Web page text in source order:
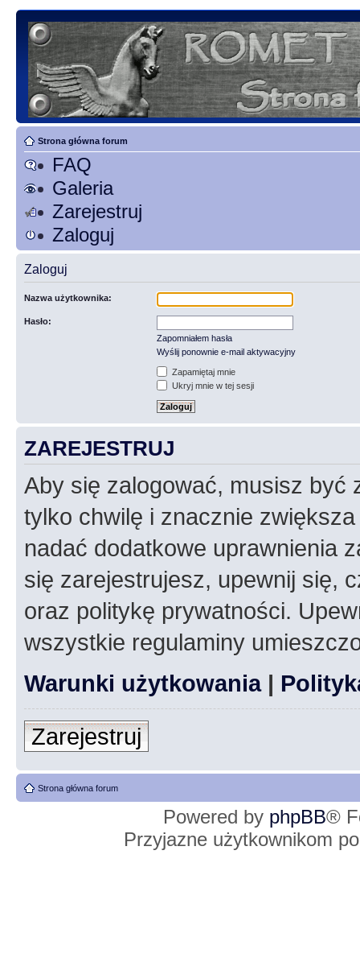
Strona główna forum
FAQ
Galeria
Zarejestruj
Zaloguj
Zaloguj
Nazwa użytkownika:
Hasło:
Zapomniałem hasła
Wyślij ponownie e-mail aktywacyjny
Zapamiętaj mnie
Ukryj mnie w tej sesji
ZAREJESTRUJ
Aby się zalogować, musisz być
tylko chwilę i znacznie
nadać dodatkowe uprawnienia
się zarejestrujesz, upewnij się,
oraz politykę prywatności.
wszystkie regulaminy
Warunki użytkowania|
Zarejestruj
Strona główna forum
Powered by phpBB®
Przyjazne użytkownikom